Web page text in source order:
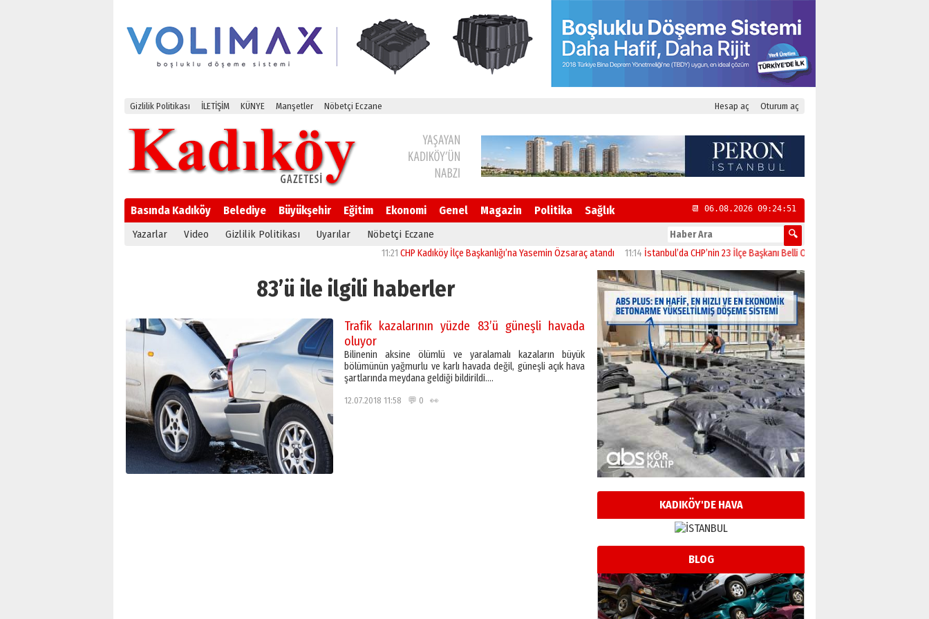
Gizlilik Politikası İLETİŞİM KÜNYE Manşetler Nöbetçi Eczane Hesap aç Oturum aç
Basında Kadıköy Belediye Büyükşehir Eğitim Ekonomi Genel Magazin Politika Sağlık 📆 06.08.2026 09:24:52
Yazarlar Video Gizlilik Politikası Uyarılar Nöbetçi Eczane
CHP Kadıköy İlçe Başkanlığı’na Yasemin Özsaraç atandı 11:14 İstanbul’da CHP’nin 23 İlçe Başkanı Belli Oldu 13:52
83’ü ile ilgili haberler
Trafik kazalarının yüzde 83’ü güneşli havada
oluyor
Bilinenin aksine ölümlü ve yaralamalı kazaların büyük
bölümünün yağmurlu ve karlı havada değil, güneşli açık hava
şartlarında meydana geldiği bildirildi….
12.07.2018 11:58 💬 0 👀
KADIKÖY'DE HAVA
BLOG